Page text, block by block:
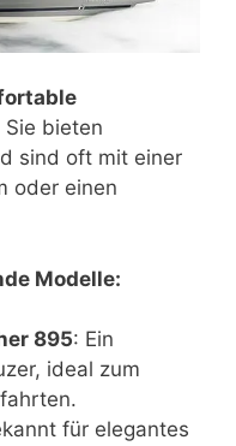
Sie bieten
sind oft mit einer
oder einen
Modelle:
895: Ein
ideal zum
für elegantes